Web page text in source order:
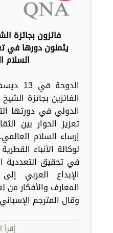
فائزون بجائزة
يثمنون دورها في
السلام
الفائزين بجائزة
الدولي في دورتها
تعزيز الحوار بين
إرساء السلام
لوكالة الأنباء
في تحقيق التعددية
الإبداع العربي
المعارف والأفكار من
وقال المترجم
إقرأ